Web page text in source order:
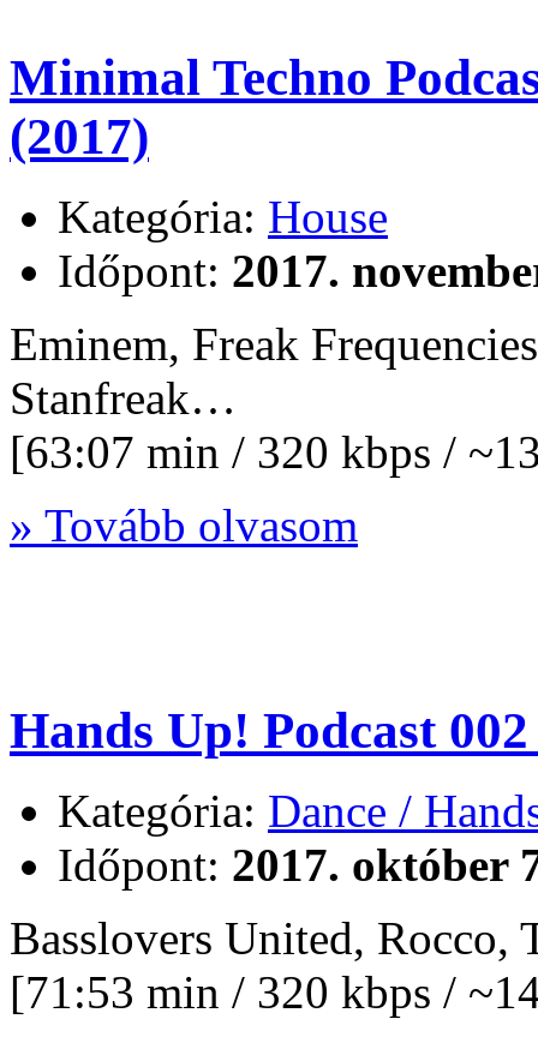
Minimal Techno
(2017)
Kategória: House
Időpont: 2017.
Eminem, Freak
Stanfreak…
[63:07 min / 320 kbps /
» Tovább olvasom
Hands Up! Podcast
Kategória: Dance /
Időpont: 2017. október
Basslovers United,
[71:53 min / 320 kbps /